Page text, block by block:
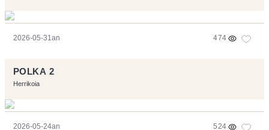
2026-05-31an 474
POLKA 2
Herrikoia
2026-05-24an 524